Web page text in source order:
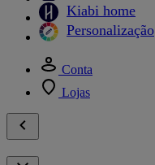
Kiabi home
Personalização
Conta
Lojas